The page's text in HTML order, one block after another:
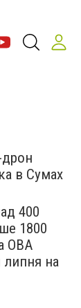
дрон
в Сумах
400
1800
ОВА
липня на